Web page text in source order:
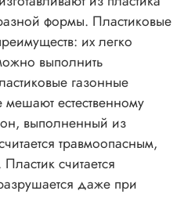
формы. Пластиковые
их легко
выполнить
газонные
естественному
выполненный из
травмоопасным,
считается
даже при